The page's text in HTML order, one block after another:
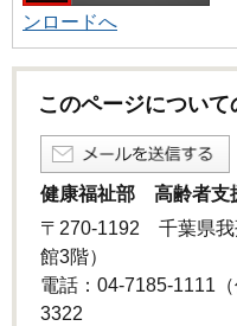
ンロードへ
このページについ
健康福祉部 高齢者支
〒270-1192 千葉県我
館3階）
電話：04-7185-1111
3322